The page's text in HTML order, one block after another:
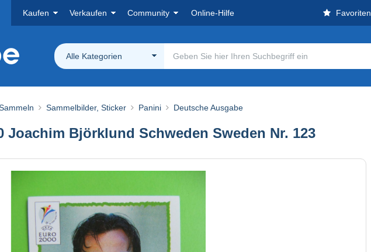
Kaufen Verkaufen Community Online-Hilfe Favoriten
Alle Kategorien
Sammelbilder, Sticker Panini Deutsche Ausgabe
Joachim Björklund Schweden Sweden Nr. 123